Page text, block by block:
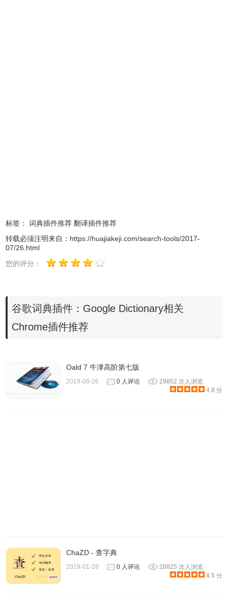
点击Google Dictionary插件的Chrome中的按钮来启动词语翻译功
能，在启动以后用户只需要在查询框内输入相应的单词就可以查看到
谷歌词典对该单词的详细解释和发音情况。在谷歌词典解释的下方，
户充分了解到该单词的含义。
当用户使用Google Dictionary的时候，由于不同的需求可能对会
翻译作出一定的调整，通过Google Dictionary插件的设置界面可以完
美地解决这一点，在配置界面用户可以选择当前语言，如英语、汉语
等，还可以选择翻译的方式，比如双击翻译。快捷键翻译等，
在这个
标签： 词典插件推荐 翻译插件推荐
转载必须注明来自： https://huajiakeji.com/search-tools/2017-
07/26.html
您的评分：
谷歌词典插件：Google Dictionary相关
Chrome插件推荐
Oald 7 牛津高阶第七版
2019-08-26 0 人评论
29852 次人浏览
4.8 分
ChaZD - 查字典
2019-01-28 0 人评论
28825 次人浏览
4.5 分